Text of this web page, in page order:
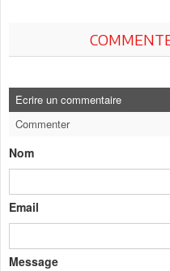
Ecrire un commentaire
Commenter
Nom
Email
Message